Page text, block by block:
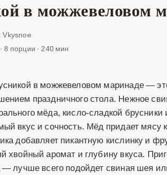
в можжевеловом
Vkysnoe
8 порции · 240 мин
в можжевеловом маринаде —
праздничного стола. Нежное
мёда, кисло-сладкой
вкус и сочность. Мёд придает мясу
добавляет пикантную кислинку и
хвойный аромат и глубину вкуса.
— лучше всего подойдет свиная шея